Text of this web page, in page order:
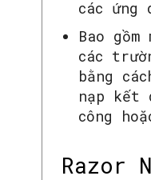
các ứng
Bao
các
bằng
nạp kết
công
Razor